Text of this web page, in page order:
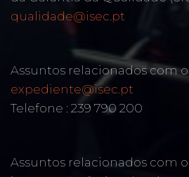
qualidade@isec.pt
Assuntos relacionados com
expediente@isec.pt
Telefone : 239 790 200
Assuntos relacionados com